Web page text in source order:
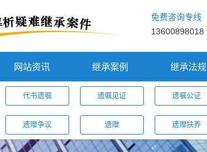
免费咨询专线
13600898018
网站资讯 继承案例 继承法规
代书遗嘱 遗嘱见证 遗嘱公证
遗赠争议 遗赠 遗赠扶养